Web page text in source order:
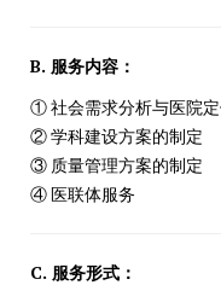
B. 服务内容：
① 社会需求分析与医院
② 学科建设方案的制定
③ 质量管理方案的制定
④ 医联体服务
C. 服务形式：